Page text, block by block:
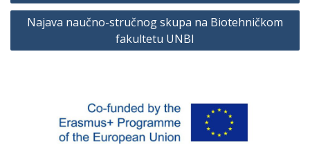
Najava naučno-stručnog skupa na Biotehničkom
fakultetu UNBI